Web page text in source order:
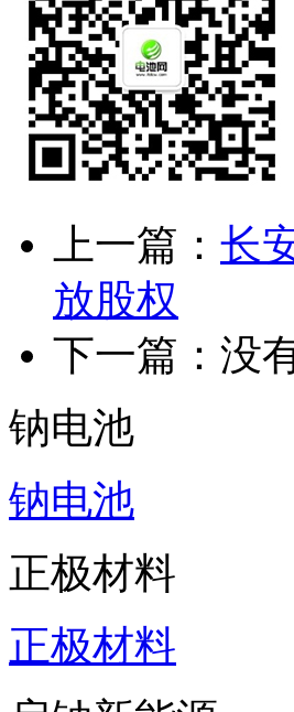
上一篇： 长
放股权
下一篇：没
钠电池
钠电池
正极材料
正极材料